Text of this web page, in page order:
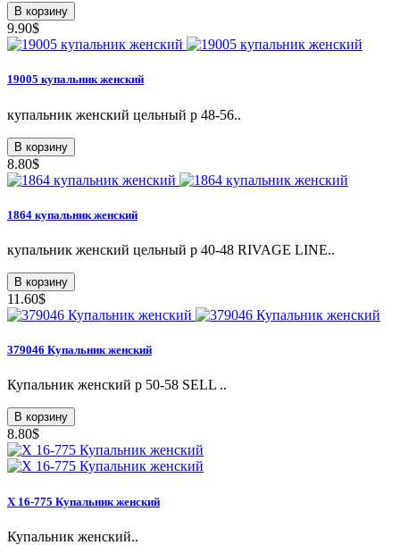
В корзину
9.90$
19005 купальник женский
купальник женский цельный р 48-56..
В корзину
8.80$
1864 купальник женский
купальник женский цельный р 40-48 RIVAGE LINE..
В корзину
11.60$
379046 Купальник женский
Купальник женский р 50-58 SELL ..
В корзину
8.80$
X 16-775 Купальник женский
Купальник женский..